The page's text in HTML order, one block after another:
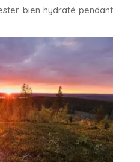
bien hydraté pendant